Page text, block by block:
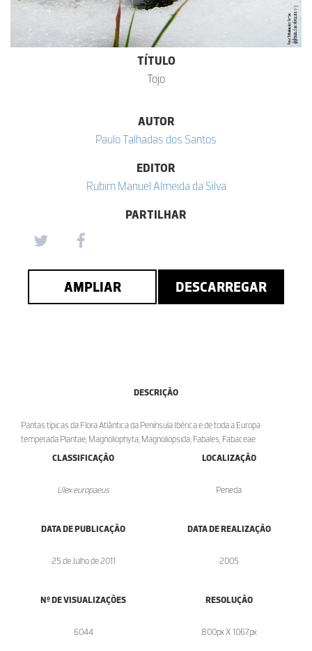
TÍTULO
Tojo
AUTOR
Paulo Talhadas dos Santos
EDITOR
Rubim Manuel Almeida da Silva
PARTILHAR
AMPLIAR DESCARREGAR
DESCRIÇÃO
Pantas típicas da Flora Atlântica da Península Ibérica e de toda a Europa
temperada Plantae; Magnoliophyta; Magnoliopsida; Fabales; Fabaceae
CLASSIFICAÇÃO
Ulex europaeus
LOCALIZAÇÃO
Peneda
DATA DE PUBLICAÇÃO
25 de Julho de 2011
DATA DE REALIZAÇÃO
2005
Nº DE VISUALIZAÇÕES
6044
RESOLUÇÃO
800px X 1067px